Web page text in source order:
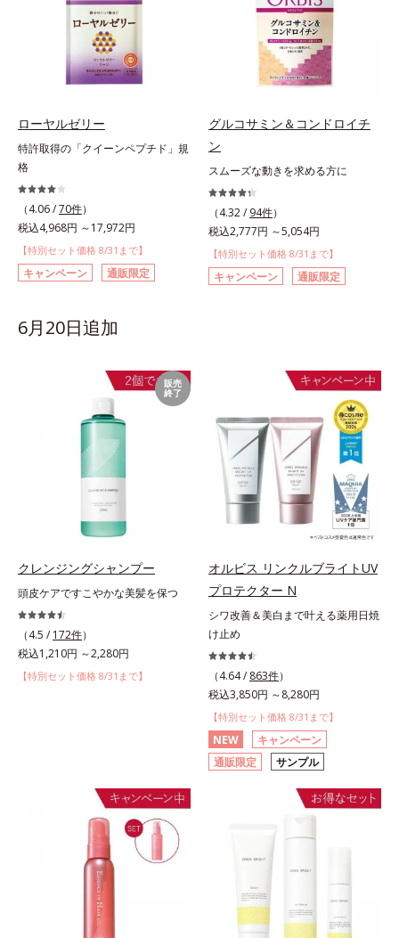
ローヤルゼリー
特許取得の「クイーンペプチド」規
格
（4.06 /70件）
税込4,968円 ～17,972円
【特別セット価格 8/31まで】
キャンペーン 通販限定
グルコサミン＆コンドロイチ
ン
スムーズな動きを求める方に
（4.32 / 94件）
税込2,777円 ～5,054円
【特別セット価格 8/31まで】
キャンペーン 通販限定
6月20日追加
販売
終了
クレンジングシャンプー
頭皮ケアですこやかな美髪を保つ
（4.5 / 172件）
税込1,210円 ～2,280円
【特別セット価格 8/31まで】
オルビス リンクルブライトUV
プロテクター N
シワ改善＆美白まで叶える薬用日焼
け止め
（4.64 / 863件）
税込3,850円 ～8,280円
【特別セット価格 8/31まで】
NEW
キャンペーン
通販限定
サンプル